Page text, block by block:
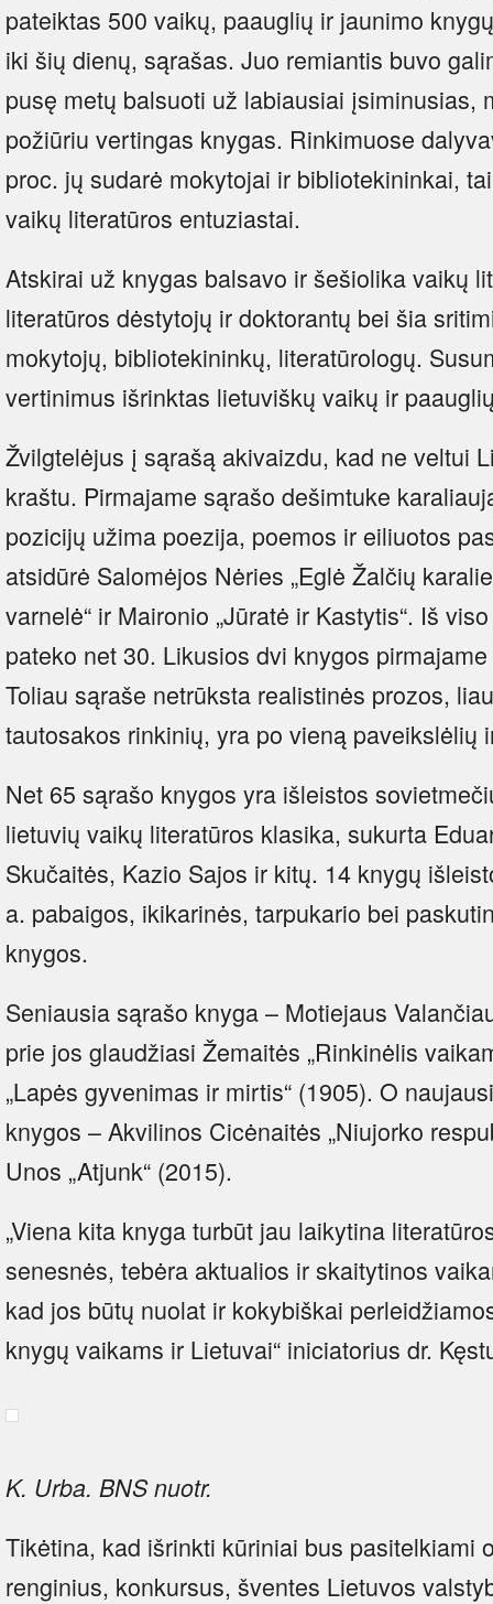
pateiktas 500 vaikų, paauglių ir jaunimo
iki šių dienų, sąrašas. Juo remiantis buvo
pusę metų balsuoti už labiausiai įsiminusias,
požiūriu vertingas knygas. Rinkimuose
proc. jų sudarė mokytojai ir bibliotekininkai,
vaikų literatūros entuziastai.
Atskirai už knygas balsavo ir šešiolika vaikų
literatūros dėstytojų ir doktorantų bei šia
mokytojų, bibliotekininkų, literatūrologų.
vertinimus išrinktas lietuviškų vaikų ir
Žvilgtelėjus į sąrašą akivaizdu, kad ne veltui
kraštu. Pirmajame sąrašo dešimtuke
pozicijų užima poezija, poemos ir eiliuotos
atsidūrė Salomėjos Nėries „Eglė Žalčių
varnelė“ ir Maironio „Jūratė ir Kastytis“. Iš
pateko net 30. Likusios dvi knygos
Toliau sąraše netrūksta realistinės prozos,
tautosakos rinkinių, yra po vieną paveikslėlių
Net 65 sąrašo knygos yra išleistos
lietuvių vaikų literatūros klasika, sukurta
Skučaitės, Kazio Sajos ir kitų. 14 knygų
a. pabaigos, ikikarinės, tarpukario bei
knygos.
Seniausia sąrašo knyga – Motiejaus
prie jos glaudžiasi Žemaitės „Rinkinėlis
„Lapės gyvenimas ir mirtis“ (1905). O
knygos – Akvilinos Cicėnaitės „Niujorko
Unos „Atjunk“ (2015).
„Viena kita knyga turbūt jau laikytina
senesnės, tebėra aktualios ir skaitytinos
kad jos būtų nuolat ir kokybiškai
knygų vaikams ir Lietuvai“ iniciatorius dr.
K. Urba. BNS nuotr.
Tikėtina, kad išrinkti kūriniai bus pasitelkiami
renginius, konkursus, šventes Lietuvos